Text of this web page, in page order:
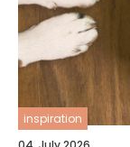
inspiration